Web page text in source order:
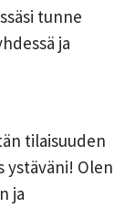
tunne
ja
tilaisuuden
ystäväni! Olen
ja